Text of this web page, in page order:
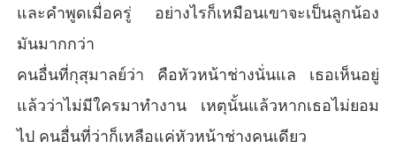
และคำพูดเมื่อครู่ อย่างไรก็เหมือนเขาจะเป็นลูกน้อง
มันมากกว่า
คนอื่นที่กุสุมาลย์ว่า คือหัวหน้าช่างนั่นแล เธอเห็นอยู่
แล้วว่าไม่มีใครมาทำงาน เหตุนั้นแล้วหากเธอไม่ยอม
ไป คนอื่นที่ว่าก็เหลือแค่หัวหน้าช่างคนเดียว